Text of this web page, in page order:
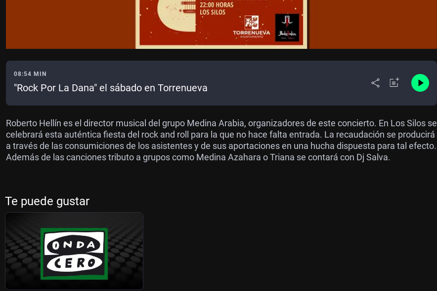
08:54 MIN
"Rock Por La Dana" el sábado en Torrenueva
Roberto Hellín es el director musical del grupo Medina Arabia, organizadores de este concierto. En Los Silos se
celebrará esta auténtica fiesta del rock and roll para la que no hace falta entrada. La recaudación se producirá
a través de las consumiciones de los asistentes y de sus aportaciones en una hucha dispuesta para tal efecto.
Además de las canciones tributo a grupos como Medina Azahara o Triana se contará con Dj Salva.
Te puede gustar